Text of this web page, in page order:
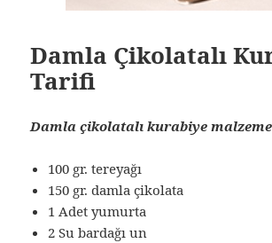
Damla Çikolatalı
Tarifi
Damla çikolatalı kurabiye
100 gr. tereyağı
150 gr. damla çikolata
1 Adet yumurta
2 Su bardağı un